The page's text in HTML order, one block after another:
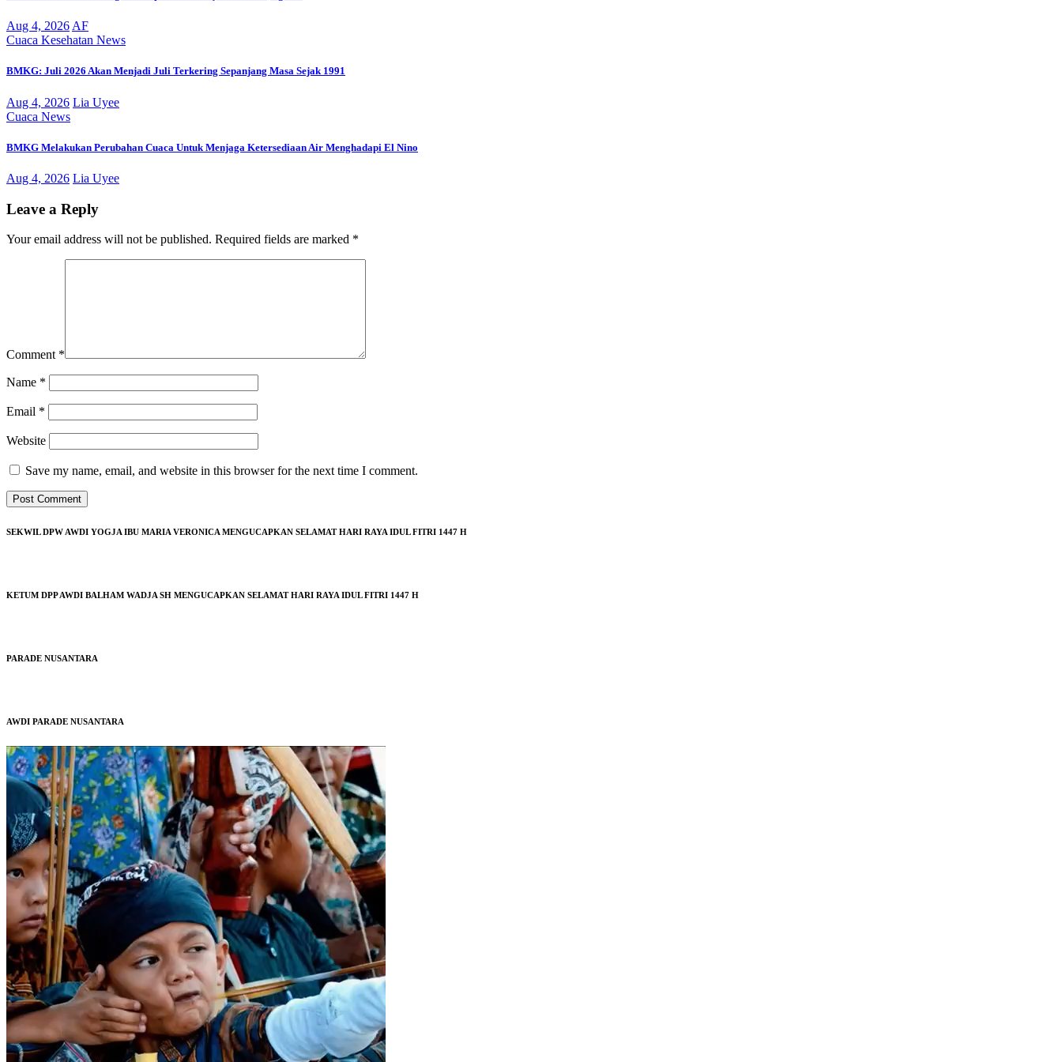
Aug 4, 2026 AF
Cuaca Kesehatan News
BMKG: Juli 2026 Akan Menjadi Juli Terkering Sepanjang Masa Sejak 1991
Aug 4, 2026 Lia Uyee
Cuaca News
BMKG Melakukan Perubahan Cuaca Untuk Menjaga Ketersediaan Air Menghadapi El Nino
Aug 4, 2026 Lia Uyee
Leave a Reply
Your email address will not be published. Required fields are marked *
Comment *
Name *
Email *
Website
Save my name, email, and website in this browser for the next time I comment.
SEKWIL DPW AWDI YOGJA IBU MARIA VERONICA MENGUCAPKAN SELAMAT HARI RAYA IDUL FITRI 1447 H
KETUM DPP AWDI BALHAM WADJA SH MENGUCAPKAN SELAMAT HARI RAYA IDUL FITRI 1447 H
PARADE NUSANTARA
AWDI PARADE NUSANTARA